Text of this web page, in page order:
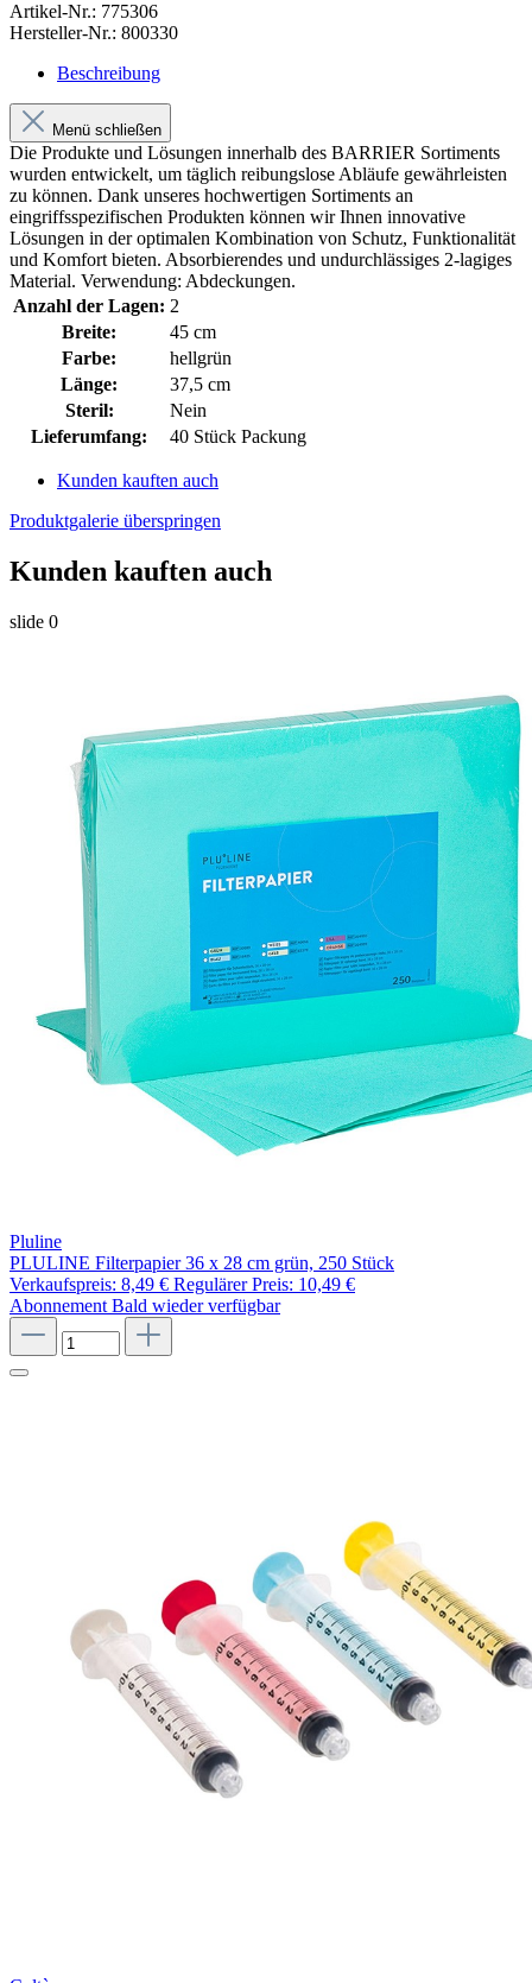
Artikel-Nr.: 775306
Hersteller-Nr.: 800330
Beschreibung
Menü schließen
Die Produkte und Lösungen innerhalb des BARRIER Sortiments
wurden entwickelt, um täglich reibungslose Abläufe gewährleisten
zu können. Dank unseres hochwertigen Sortiments an
eingriffsspezifischen Produkten können wir Ihnen innovative
Lösungen in der optimalen Kombination von Schutz, Funktionalität
und Komfort bieten. Absorbierendes und undurchlässiges 2-lagiges
Material. Verwendung: Abdeckungen.
Anzahl der Lagen: 2
Breite:
45 cm
Farbe:
hellgrün
Länge:
37,5 cm
Steril:
Nein
Lieferumfang:
40 Stück Packung
Kunden kauften auch
Produktgalerie überspringen
Kunden kauften auch
slide 0
Pluline
PLULINE Filterpapier 36 x 28 cm grün, 250 Stück
Verkaufspreis: 8,49 € Regulärer Preis: 10,49 €
Abonnement Bald wieder verfügbar